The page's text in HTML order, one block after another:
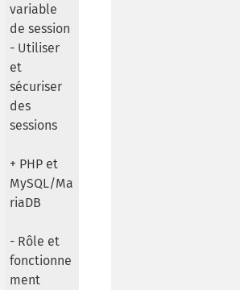
variable
de session
- Utiliser
et
sécuriser
des
sessions
+ PHP et
MySQL/Ma
riaDB
- Rôle et
fonctionne
ment